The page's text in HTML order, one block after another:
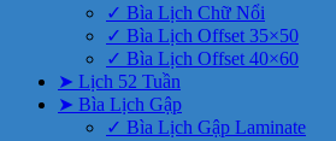
✓ Bìa Lịch Chữ Nổi
✓ Bìa Lịch Offset 35×50
✓ Bìa Lịch Offset 40×60
➤ Lịch 52 Tuần
➤ Bìa Lịch Gập
✓ Bìa Lịch Gập Laminate